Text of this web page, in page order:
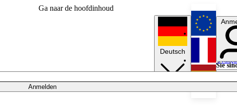
Ga naar de hoofdinhoud
Anmelden
Deutsch
English
Sie
Licht